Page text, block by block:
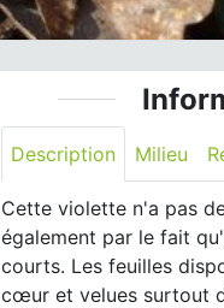
Description Milieu
Cette violette n'a pas
également par le fait
courts. Les feuilles
cœur et velues surtout